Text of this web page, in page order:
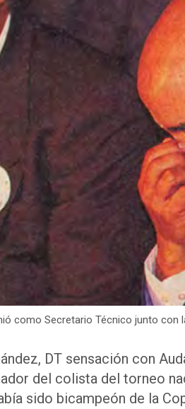
como Secretario Técnico junto con
DT sensación con
del colista del torneo
sido bicampeón de la